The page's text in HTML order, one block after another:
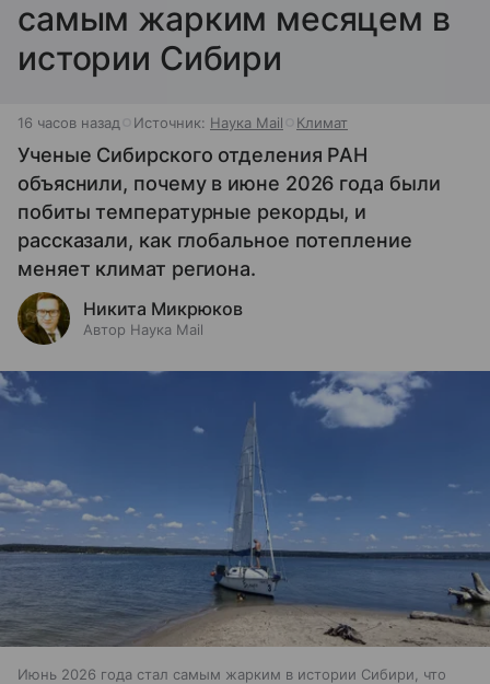
самым жарким месяцем в
истории Сибири
16 часов назад Источник: Наука Mail Климат
Ученые Сибирского отделения РАН
объяснили, почему в июне 2026 года были
побиты температурные рекорды, и
рассказали, как глобальное потепление
меняет климат региона.
Никита Микрюков
Автор Наука Mail
Июнь 2026 года стал самым жарким в истории Сибири, что